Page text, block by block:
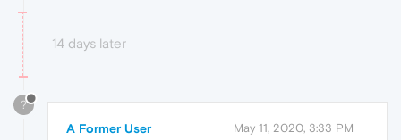
14 days later
?
A Former User May 11, 2020, 3:33 PM